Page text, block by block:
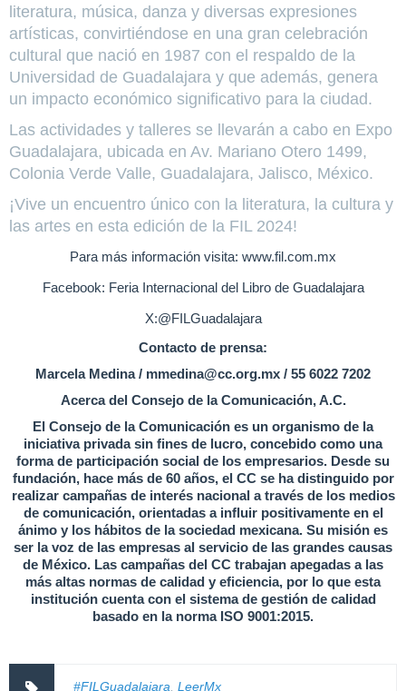
literatura, música, danza y diversas expresiones
artísticas, convirtiéndose en una gran celebración
cultural que nació en 1987 con el respaldo de la
Universidad de Guadalajara y que además, genera
un impacto económico significativo para la ciudad.
Las actividades y talleres se llevarán a cabo en Expo
Guadalajara, ubicada en Av. Mariano Otero 1499,
Colonia Verde Valle, Guadalajara, Jalisco, México.
¡Vive un encuentro único con la literatura, la cultura y
las artes en esta edición de la FIL 2024!
Para más información visita: www.fil.com.mx
Facebook: Feria Internacional del Libro de Guadalajara
X:@FILGuadalajara
Contacto de prensa:
Marcela Medina / mmedina@cc.org.mx / 55 6022 7202
Acerca del Consejo de la Comunicación, A.C.
El Consejo de la Comunicación es un organismo de la
iniciativa privada sin fines de lucro, concebido como una
forma de participación social de los empresarios. Desde su
fundación, hace más de 60 años, el CC se ha distinguido por
realizar campañas de interés nacional a través de los medios
de comunicación, orientadas a influir positivamente en el
ánimo y los hábitos de la sociedad mexicana. Su misión es
ser la voz de las empresas al servicio de las grandes causas
de México. Las campañas del CC trabajan apegadas a las
más altas normas de calidad y eficiencia, por lo que esta
institución cuenta con el sistema de gestión de calidad
basado en la norma ISO 9001:2015.
#FILGuadalajara LeerMx